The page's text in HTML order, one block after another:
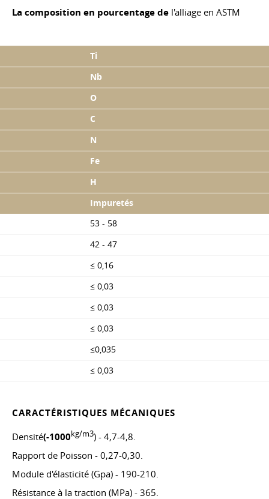
La composition en pourcentage de l'alliage en ASTM
Ti
Nb
O
C
N
Fe
H
Impuretés
53 - 58
42 - 47
≤ 0,16
≤ 0,03
≤ 0,03
≤ 0,03
≤0,035
≤ 0,03
CARACTÉRISTIQUES MÉCANIQUES
Densité(-1000kg/m3) - 4,7-4,8.
Rapport de Poisson - 0,27-0,30.
Module d'élasticité (Gpa) - 190-210.
Résistance à la traction (MPa) - 365.